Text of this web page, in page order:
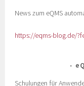
News zum eQMS
https://eqms-blog.de/
Schulungen für